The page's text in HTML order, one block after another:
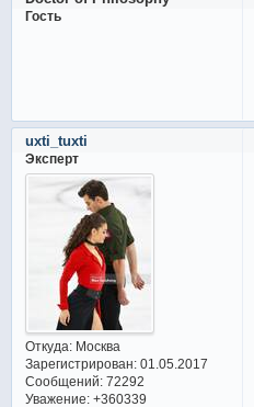
Гость
uxti_tuxti
Эксперт
Откуда:Москва
Зарегистрирован: 01.05.2017
Сообщений:72292
Уважение: +360339